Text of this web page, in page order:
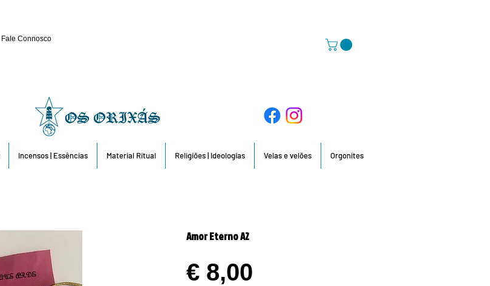
Fale Connosco
Incensos | Essências Material Ritual Religiões | Ideologias Velas e velões Orgonites
Amor Eterno A2
€ 8,00